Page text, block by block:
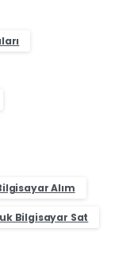
Alım
Bilgisayar Sat